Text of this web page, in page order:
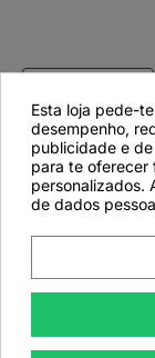
Esta loja pede-
desempenho,
publicidade e
para te oferecer
personalizados.
de dados